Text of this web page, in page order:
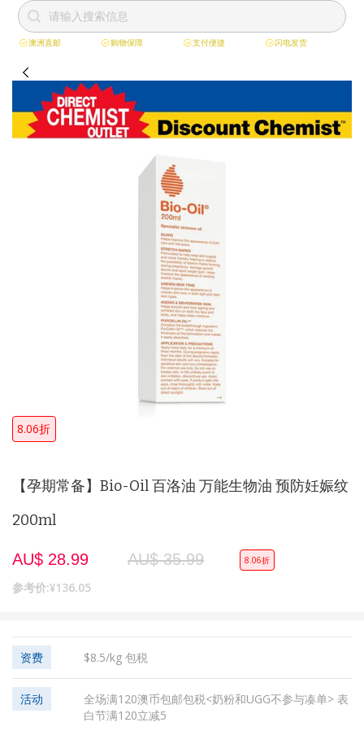
澳洲直邮 购物保障 支付便捷 闪电发货
8.06折
【孕期常备】Bio-Oil 百洛油 万能生物油 预防妊娠纹
200ml
AU$ 28.99 AU$ 35.99 8.06折
参考价:¥136.05
资费 $8.5/kg 包税
活动
全场满120澳币包邮包税<奶粉和UGG不参与凑单> 表
白节满120立减5